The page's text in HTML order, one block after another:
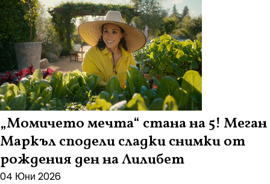
„Момичето мечта“ стана на 5! Меган
Маркъл сподели сладки снимки от
рождения ден на Лилибет
04 Юни 2026